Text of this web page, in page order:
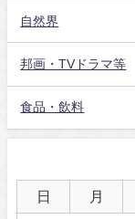
自然界
邦画・TVドラマ等
食品・飲料
日 月